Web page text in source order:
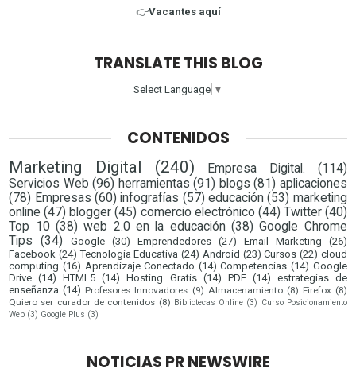
👉Vacantes aquí
TRANSLATE THIS BLOG
Select Language ▼
CONTENIDOS
Marketing Digital (240) Empresa Digital.
(114)
Servicios Web (96) herramientas (91) blogs (81) aplicaciones
(78) Empresas (60) infografías (57) educación (53) marketing
online (47) blogger (45) comercio electrónico (44) Twitter (40)
Top 10 (38) web 2.0 en la educación (38) Google Chrome
Tips
(34) Google (30) Emprendedores (27) Email Marketing
(26)
Facebook (24) Tecnología Educativa (24) Android (23) Cursos (22) cloud
computing (16) Aprendizaje Conectado (14) Competencias (14) Google
Drive (14) HTML5 (14) Hosting Gratis (14) PDF (14) estrategias de
enseñanza (14) Profesores Innovadores (9) Almacenamiento (8) Firefox (8)
Quiero ser curador de contenidos (8) Bibliotecas Online (3) Curso Posicionamiento
Web (3) Google Plus (3)
NOTICIAS PR NEWSWIRE